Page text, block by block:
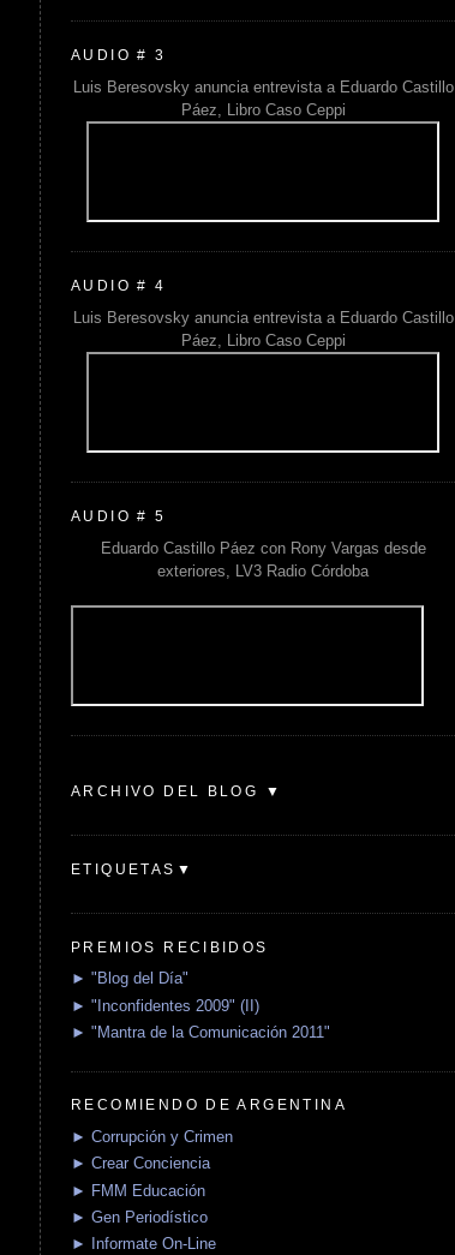
AUDIO # 3
Luis Beresovsky anuncia entrevista a Eduardo Castillo
Páez, Libro Caso Ceppi
AUDIO # 4
Luis Beresovsky anuncia entrevista a Eduardo Castillo
Páez, Libro Caso Ceppi
AUDIO # 5
Eduardo Castillo Páez con Rony Vargas desde
exteriores, LV3 Radio Córdoba
ARCHIVO DEL BLOG ▼
ETIQUETAS▼
PREMIOS RECIBIDOS
► "Blog del Día"
► "Inconfidentes 2009" (II)
► "Mantra de la Comunicación 2011"
RECOMIENDO DE ARGENTINA
► Corrupción y Crimen
► Crear Conciencia
► FMM Educación
► Gen Periodístico
► Informate On-Line